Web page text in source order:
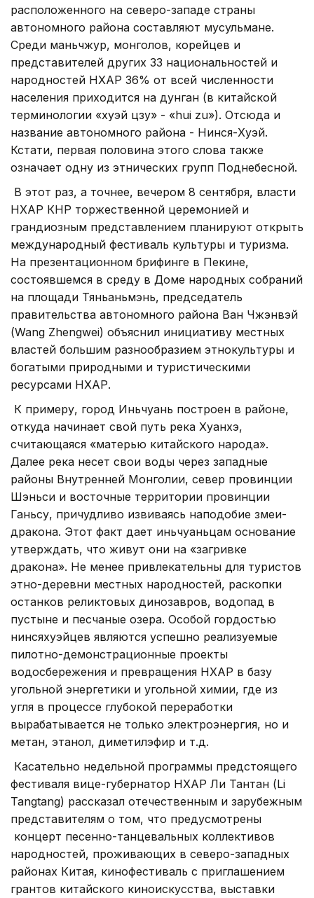
расположенного на северо-западе страны
автономного района составляют мусульмане.
Среди маньчжур, монголов, корейцев и
представителей других 33 национальностей и
народностей НХАР 36% от всей численности
населения приходится на дунган (в китайской
терминологии «хуэй цзу» - «hui zu»). Отсюда и
название автономного района - Нинся-Хуэй.
Кстати, первая половина этого слова также
означает одну из этнических групп Поднебесной.
В этот раз, а точнее, вечером 8 сентября, власти
НХАР КНР торжественной церемонией и
грандиозным представлением планируют открыть
международный фестиваль культуры и туризма.
На презентационном брифинге в Пекине,
состоявшемся в среду в Доме народных собраний
на площади Тяньаньмэнь, председатель
правительства автономного района Ван Чжэнвэй
(Wang Zhengwei) объяснил инициативу местных
властей большим разнообразием этнокультуры и
богатыми природными и туристическими
ресурсами НХАР.
К примеру, город Иньчуань построен в районе,
откуда начинает свой путь река Хуанхэ,
считающаяся «матерью китайского народа».
Далее река несет свои воды через западные
районы Внутренней Монголии, север провинции
Шэньси и восточные территории провинции
Ганьсу, причудливо извиваясь наподобие змеи-
дракона. Этот факт дает иньчуаньцам основание
утверждать, что живут они на «загривке
дракона». Не менее привлекательны для туристов
этно-деревни местных народностей, раскопки
останков реликтовых динозавров, водопад в
пустыне и песчаные озера. Особой гордостью
нинсяхуэйцев являются успешно реализуемые
пилотно-демонстрационные проекты
водосбережения и превращения НХАР в базу
угольной энергетики и угольной химии, где из
угля в процессе глубокой переработки
вырабатывается не только электроэнергия, но и
метан, этанол, диметилэфир и т.д.
Касательно недельной программы предстоящего
фестиваля вице-губернатор НХАР Ли Тантан (Li
Tangtang) рассказал отечественным и зарубежным
представителям о том, что предусмотрены
концерт песенно-танцевальных коллективов
народностей, проживающих в северо-западных
районах Китая, кинофестиваль с приглашением
грантов китайского киноискусства, выставки